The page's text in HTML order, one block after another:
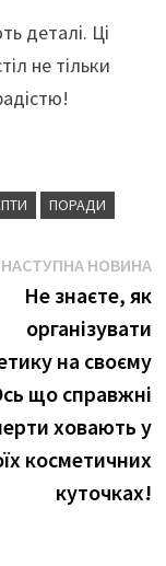
деталі. Ці
не тільки
ПОРАДИ
НАСТУПНА НОВИНА
Не знаєте, як
організувати
на своєму
що справжні
ховають у
косметичних
куточках!